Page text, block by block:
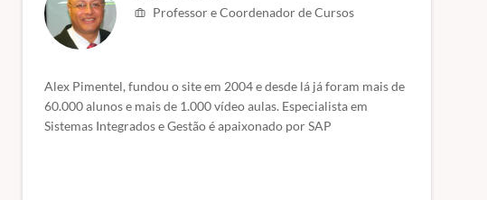
Professor e Coordenador de Cursos
Alex Pimentel, fundou o site em 2004 e desde lá já foram mais de
60.000 alunos e mais de 1.000 vídeo aulas. Especialista em
Sistemas Integrados e Gestão é apaixonado por SAP